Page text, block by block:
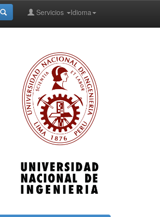
Idioma
Servicios